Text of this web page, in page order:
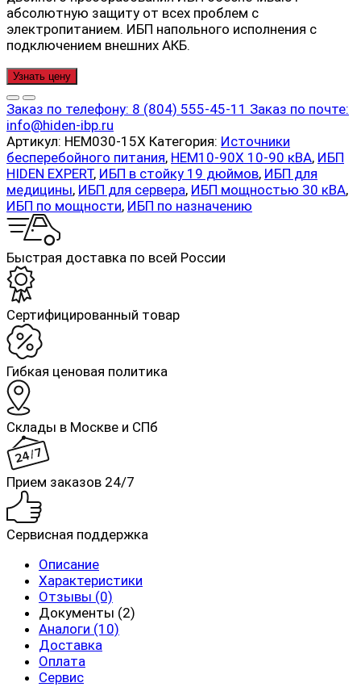
абсолютную защиту от всех проблем с
электропитанием. ИБП напольного исполнения с
подключением внешних АКБ.
Узнать цену
Заказ по телефону: 8 (804) 555-45-11 Заказ по почте:
info@hiden-ibp.ru
Артикул: HEM030-15X Категория: Источники
бесперебойного питания, HEM10-90X 10-90 кВА, ИБП
HIDEN EXPERT, ИБП в стойку 19 дюймов, ИБП для
медицины, ИБП для сервера, ИБП мощностью 30 кВА,
ИБП по мощности, ИБП по назначению
Быстрая доставка по всей России
Cертифицированный товар
Гибкая ценовая политика
Склады в Москве и СПб
Прием заказов 24/7
Сервисная поддержка
Описание
Характеристики
Отзывы (0)
Документы (2)
Аналоги (10)
Доставка
Оплата
Сервис